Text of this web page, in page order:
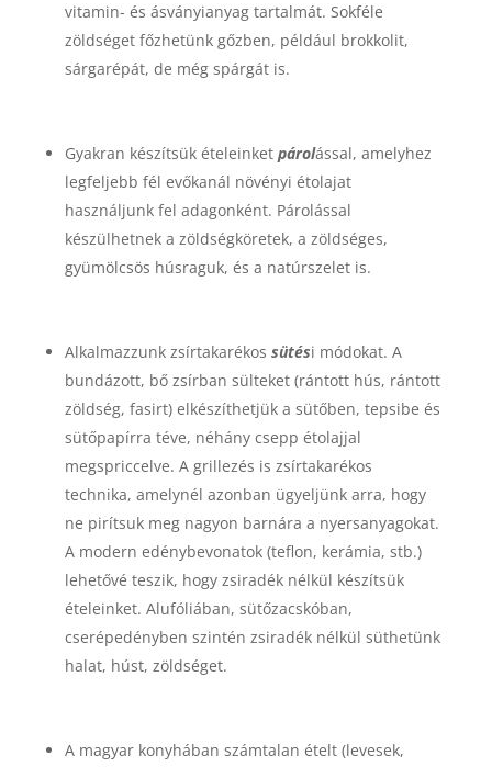
vitamin- és ásványianyag tartalmát. Sokféle
zöldséget főzhetünk gőzben, például brokkolit,
sárgarépát, de még spárgát is.
Gyakran készítsük ételeinketpárolással, amelyhez
legfeljebb fél evőkanál növényi étolajat
használjunk fel adagonként. Párolással
készülhetnek a zöldségköretek, a zöldséges,
gyümölcsös húsraguk, és a natúrszelet is.
Alkalmazzunk zsírtakarékos sütési módokat. A
bundázott, bő zsírban sülteket (rántott hús, rántott
zöldség, fasirt) elkészíthetjük a sütőben, tepsibe és
sütőpapírra téve, néhány csepp étolajjal
megspriccelve. A grillezés is zsírtakarékos
technika, amelynél azonban ügyeljünk arra, hogy
ne pirítsuk meg nagyon barnára a nyersanyagokat.
A modern edénybevonatok (teflon, kerámia, stb.)
lehetővé teszik, hogy zsiradék nélkül készítsük
ételeinket. Alufóliában, sütőzacskóban,
cserépedényben szintén zsiradék nélkül süthetünk
halat, húst, zöldséget.
A magyar konyhában számtalan ételt (levesek,